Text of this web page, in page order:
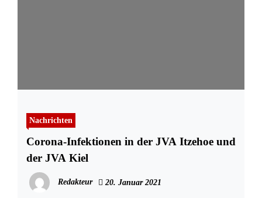
Nachrichten
Corona-Infektionen in der JVA Itzehoe und
der JVA Kiel
Redakteur 20. Januar 2021